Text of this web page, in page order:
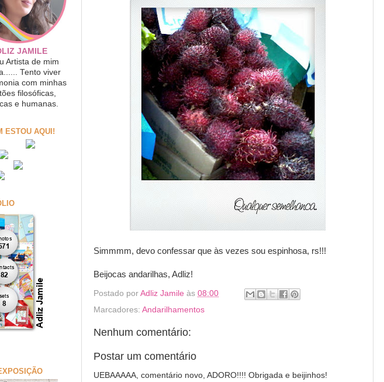
Simmmm, devo confessar que às vezes sou espinhosa, rs!!!
Beijocas andarilhas, Adliz!
Postado por Adliz Jamile às 08:00
Marcadores: Andarilhamentos
Nenhum comentário:
Postar um comentário
UEBAAAAA, comentário novo, ADORO!!!! Obrigada e beijinhos!
JAMILE
Artista de mim
Tento viver
com minhas
filosóficas,
e humanas.
ESTOU AQUI!